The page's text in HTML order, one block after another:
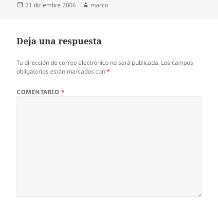
Publicado
21 diciembre 2006 Autor
marco
Deja una respuesta
Tu dirección de correo electrónico no será publicada. Los campos
obligatorios están marcados con*
COMENTARIO *